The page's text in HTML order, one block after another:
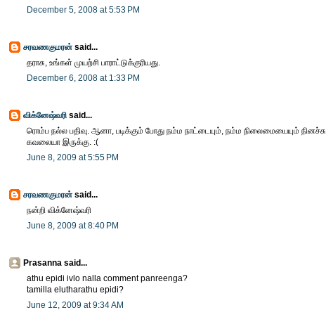
December 5, 2008 at 5:53 PM
சரவணகுமரன் said...
தராசு, உங்கள் முயற்சி பாராட்டுக்குரியது.
December 6, 2008 at 1:33 PM
விக்னேஷ்வரி said...
ரொம்ப நல்ல பதிவு. ஆனா, படிக்கும் போது நம்ம நாட்டையும், நம்ம நிலைமையையும் நினச்சு
கவலையா இருக்கு. :(
June 8, 2009 at 5:55 PM
சரவணகுமரன் said...
நன்றி விக்னேஷ்வரி
June 8, 2009 at 8:40 PM
Prasanna said...
athu epidi ivlo nalla comment panreenga?
tamilla elutharathu epidi?
June 12, 2009 at 9:34 AM